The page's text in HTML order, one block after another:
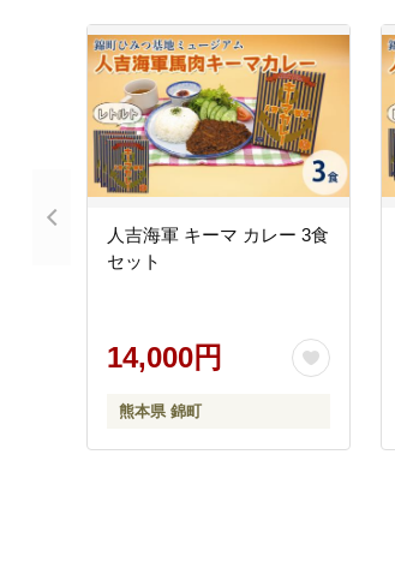
人吉海軍 キーマ カレー 3食
セット
14,000円
熊本県 錦町